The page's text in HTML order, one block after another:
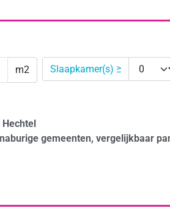
m2 Slaapkamer(s) ≥
Hechtel
gemeenten, vergelijkbaar